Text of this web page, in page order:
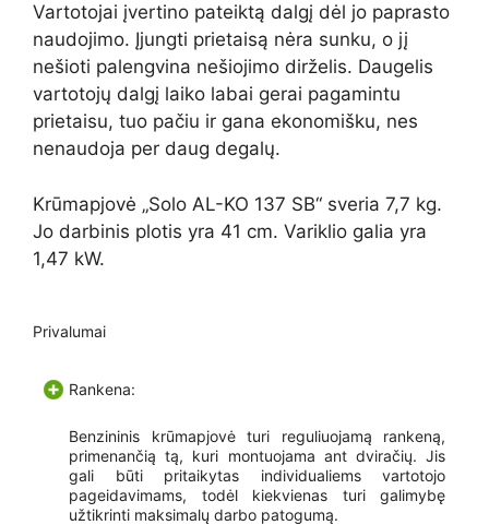
Vartotojai įvertino pateiktą dalgį dėl jo paprasto
naudojimo. Įjungti prietaisą nėra sunku, o jį
nešioti palengvina nešiojimo dirželis. Daugelis
vartotojų dalgį laiko labai gerai pagamintu
prietaisu, tuo pačiu ir gana ekonomišku, nes
nenaudoja per daug degalų.
Krūmapjovė „Solo AL-KO 137 SB“ sveria 7,7 kg.
Jo darbinis plotis yra 41 cm. Variklio galia yra
1,47 kW.
Privalumai
Rankena:
Benzininis krūmapjovė turi reguliuojamą rankeną,
primenančią tą, kuri montuojama ant dviračių. Jis
gali būti pritaikytas individualiems vartotojo
pageidavimams, todėl kiekvienas turi galimybę
užtikrinti maksimalų darbo patogumą.